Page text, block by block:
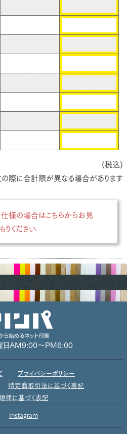
(税込)
際に合計額が異なる場合があります
様の場合はこちらからお見
りください
日 AM9:00～PM6:00
プライバシーポリシー
特定商取引法に基づく表記
律に基づく表記
Instagram